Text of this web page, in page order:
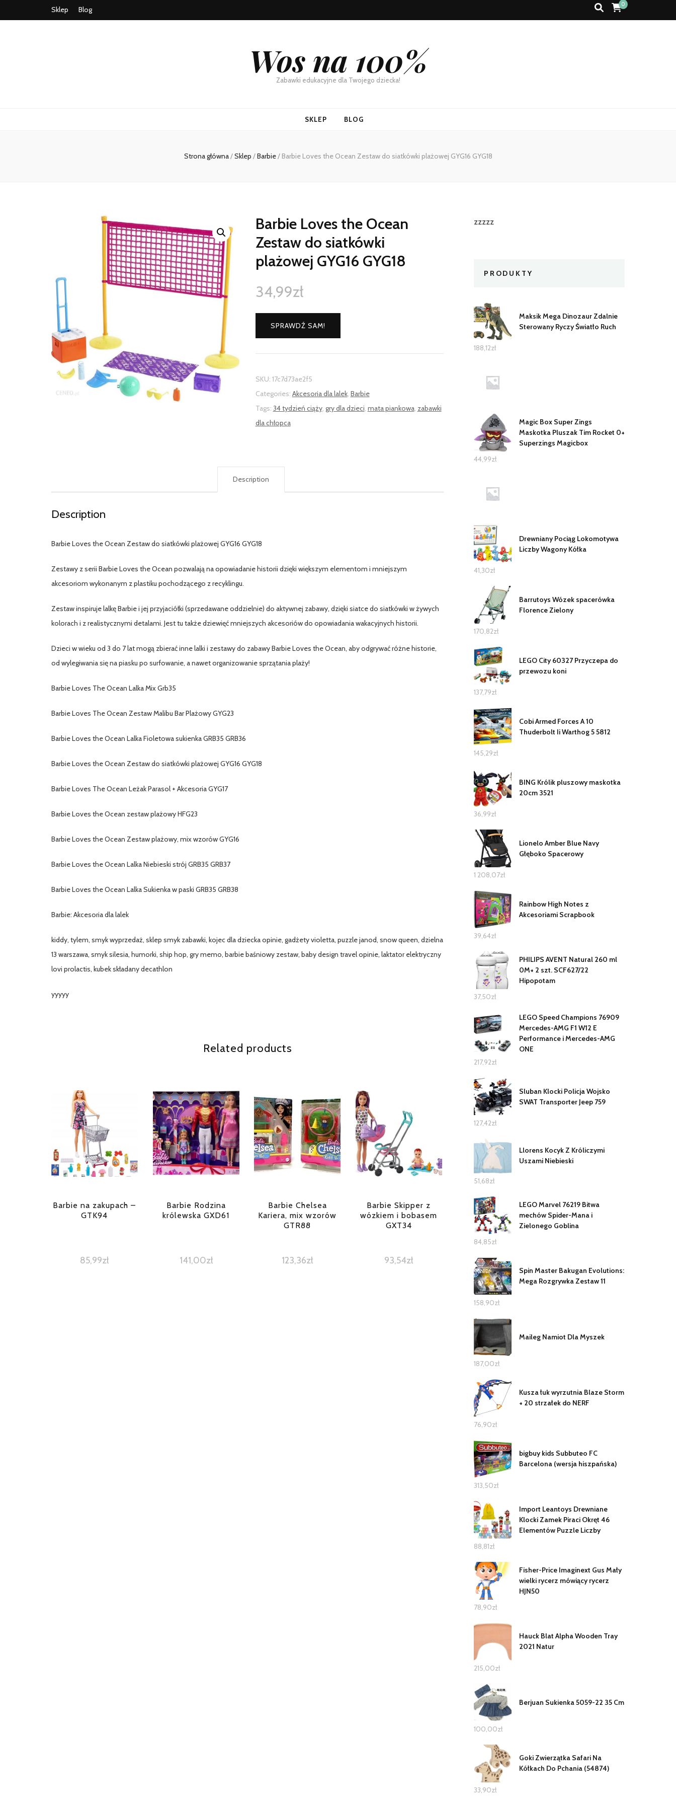
Sklep Blog
0
Wos na 100%
Zabawki edukacyjne dla Twojego dziecka!
SKLEP BLOG
Strona główna/Sklep /Barbie/ Barbie Loves the Ocean Zestaw do siatkówki plażowej GYG16 GYG18
Barbie Loves the Ocean
Zestaw do siatkówki
plażowej GYG16 GYG18
34,99zł
SPRAWDŹ SAM!
SKU: 17c7d73ae2f5
Categories: Akcesoria dla lalek, Barbie
Tags: 34 tydzień ciąży, gry dla dzieci, mata piankowa, zabawki
dla chłopca
Description
Description
Barbie Loves the Ocean Zestaw do siatkówki plażowej GYG16 GYG18
Zestawy z serii Barbie Loves the Ocean pozwalają na opowiadanie historii dzięki większym elementom i mniejszym
akcesoriom wykonanym z plastiku pochodzącego z recyklingu.
Zestaw inspiruje lalkę Barbie i jej przyjaciółki (sprzedawane oddzielnie) do aktywnej zabawy, dzięki siatce do siatkówki w żywych
kolorach i z realistycznymi detalami. Jest tu także dziewięć mniejszych akcesoriów do opowiadania wakacyjnych historii.
Dzieci w wieku od 3 do 7 lat mogą zbierać inne lalki i zestawy do zabawy Barbie Loves the Ocean, aby odgrywać różne historie,
od wylegiwania się na piasku po surfowanie, a nawet organizowanie sprzątania plaży!
Barbie Loves The Ocean Lalka Mix Grb35
Barbie Loves The Ocean Zestaw Malibu Bar Plażowy GYG23
Barbie Loves the Ocean Lalka Fioletowa sukienka GRB35 GRB36
Barbie Loves the Ocean Zestaw do siatkówki plażowej GYG16 GYG18
Barbie Loves The Ocean Leżak Parasol + Akcesoria GYG17
Barbie Loves the Ocean zestaw plażowy HFG23
Barbie Loves the Ocean Zestaw plażowy, mix wzorów GYG16
Barbie Loves the Ocean Lalka Niebieski strój GRB35 GRB37
Barbie Loves the Ocean Lalka Sukienka w paski GRB35 GRB38
Barbie: Akcesoria dla lalek
kiddy, tylem, smyk wyprzedaż, sklep smyk zabawki, kojec dla dziecka opinie, gadżety violetta, puzzle janod, snow queen, dzielna
13 warszawa, smyk silesia, humorki, ship hop, gry memo, barbie baśniowy zestaw, baby design travel opinie, laktator elektryczny
lovi prolactis, kubek składany decathlon
yyyyy
Related products
Barbie na zakupach –
GTK94
85,99zł
Barbie Rodzina
królewska GXD61
141,00zł
Barbie Chelsea
Kariera, mix wzorów
GTR88
123,36zł
Barbie Skipper z
wózkiem i bobasem
GXT34
93,54zł
zzzzz
PRODUKTY
Maksik Mega Dinozaur Zdalnie
Sterowany Ryczy Światło Ruch
188,12zł
Magic Box Super Zings
Maskotka Pluszak Tim Rocket 0+
Superzings Magicbox
44,99zł
Drewniany Pociąg Lokomotywa
Liczby Wagony Kółka
41,30zł
Barrutoys Wózek spacerówka
Florence Zielony
170,82zł
LEGO City 60327 Przyczepa do
przewozu koni
137,79zł
Cobi Armed Forces A 10
Thuderbolt Ii Warthog 5 5812
145,29zł
BING Królik pluszowy maskotka
20cm 3521
36,99zł
Lionelo Amber Blue Navy
Głęboko Spacerowy
1 208,07zł
Rainbow High Notes z
Akcesoriami Scrapbook
39,64zł
PHILIPS AVENT Natural 260 ml
0M+ 2 szt. SCF627/22
Hipopotam
37,50zł
LEGO Speed Champions 76909
Mercedes-AMG F1 W12 E
Performance i Mercedes-AMG
ONE
217,92zł
Sluban Klocki Policja Wojsko
SWAT Transporter Jeep 759
127,42zł
Llorens Kocyk Z Króliczymi
Uszami Niebieski
51,68zł
LEGO Marvel 76219 Bitwa
mechów Spider-Mana i
Zielonego Goblina
84,85zł
Spin Master Bakugan Evolutions:
Mega Rozgrywka Zestaw 11
158,90zł
Maileg Namiot Dla Myszek
187,00zł
Kusza łuk wyrzutnia Blaze Storm
+ 20 strzałek do NERF
76,90zł
bigbuy kids Subbuteo FC
Barcelona (wersja hiszpańska)
313,50zł
Import Leantoys Drewniane
Klocki Zamek Piraci Okręt 46
Elementów Puzzle Liczby
88,81zł
Fisher-Price Imaginext Gus Mały
wielki rycerz mówiący rycerz
HJN50
78,90zł
Hauck Blat Alpha Wooden Tray
2021 Natur
215,00zł
Berjuan Sukienka 5059-22 35 Cm
100,00zł
Goki Zwierzątka Safari Na
Kółkach Do Pchania (54874)
33,90zł